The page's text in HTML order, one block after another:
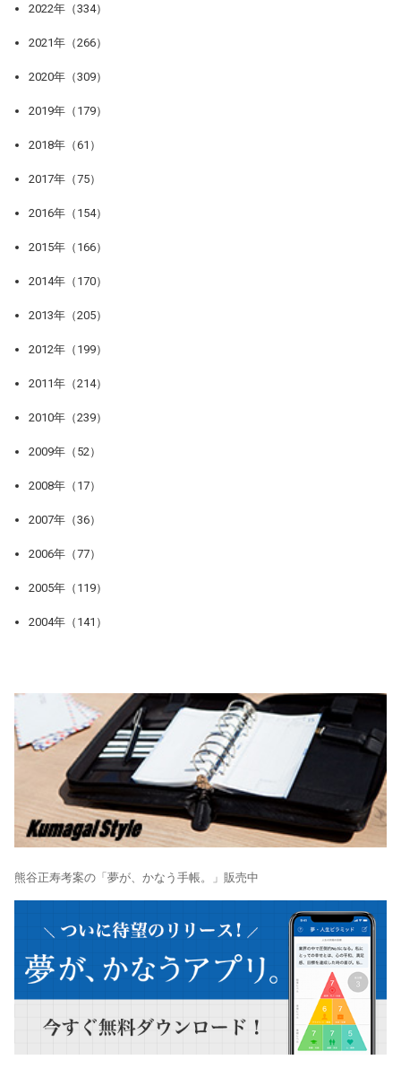
2022年（334）
2021年（266）
2020年（309）
2019年（179）
2018年（61）
2017年（75）
2016年（154）
2015年（166）
2014年（170）
2013年（205）
2012年（199）
2011年（214）
2010年（239）
2009年（52）
2008年（17）
2007年（36）
2006年（77）
2005年（119）
2004年（141）
熊谷正寿考案の「夢が、かなう手帳。」販売中